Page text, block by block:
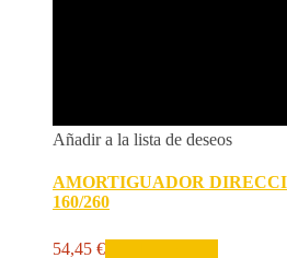
Añadir a la lista de deseos
AMORTIGUADOR
160/260
54,45 €